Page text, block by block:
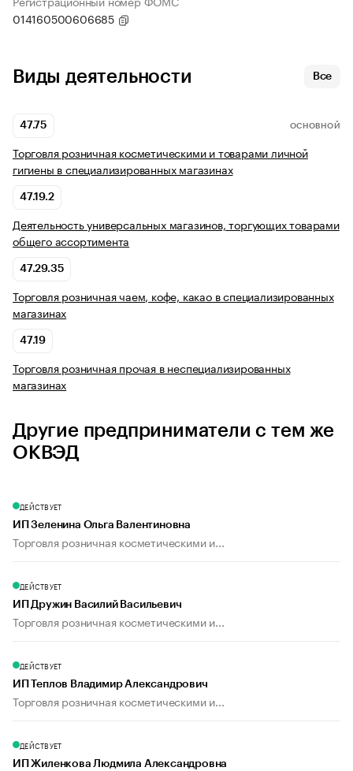
014160500606685
Виды деятельности Все
47.75 ОСНОВНОЙ
Торговля розничная косметическими и товарами личной
гигиены в специализированных магазинах
47.19.2
Деятельность универсальных магазинов, торгующих товарами
общего ассортимента
47.29.35
Торговля розничная чаем, кофе, какао в специализированных
магазинах
47.19
Торговля розничная прочая в неспециализированных
магазинах
Другие предприниматели с тем же
ОКВЭД
ДЕЙСТВУЕТ
ИП Зеленина Ольга Валентиновна
Торговля розничная косметическими и...
ДЕЙСТВУЕТ
ИП Дружин Василий Васильевич
Торговля розничная косметическими и...
ДЕЙСТВУЕТ
ИП Теплов Владимир Александрович
Торговля розничная косметическими и...
ДЕЙСТВУЕТ
ИП Жиленкова Людмила Александровна